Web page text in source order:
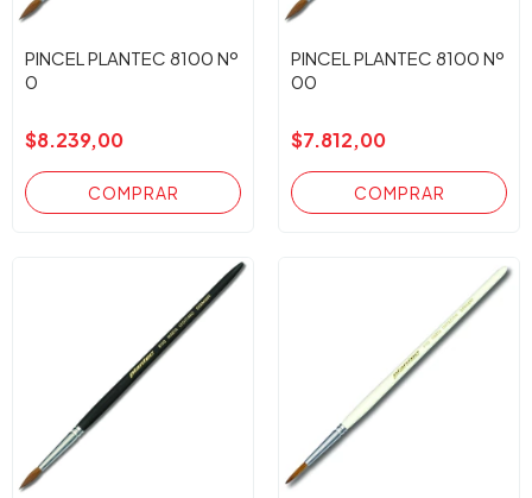
PINCEL PLANTEC 8100 Nº
0
$8.239,00
PINCEL PLANTEC 8100 Nº
00
$7.812,00